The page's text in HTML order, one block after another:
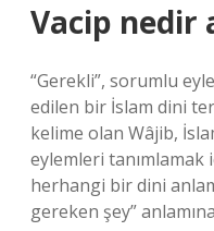
Vacip nedir
“Gerekli”, sorumlu
edilen bir İslam dini
kelime olan Wâjib,
eylemleri tanımlamak
herhangi bir dini
gereken şey”